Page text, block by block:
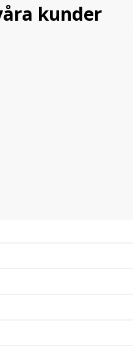
kunder